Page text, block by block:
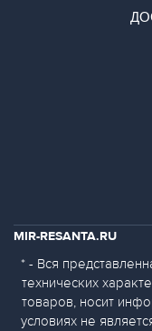
MIR-RESANTA.RU
* - Вся
технических
товаров, носит
условиях не